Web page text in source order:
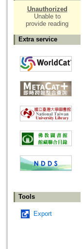
Unauthorized
Unable to
provide reading
Extra service
Tools
Export